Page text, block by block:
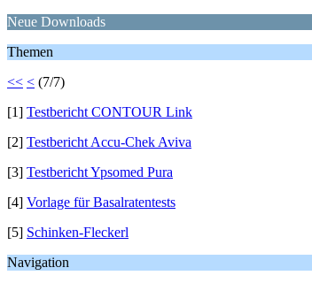
Neue Downloads
Themen
<< < (7/7)
[1] Testbericht CONTOUR Link
[2] Testbericht Accu-Chek Aviva
[3] Testbericht Ypsomed Pura
[4] Vorlage für Basalratentests
[5] Schinken-Fleckerl
Navigation